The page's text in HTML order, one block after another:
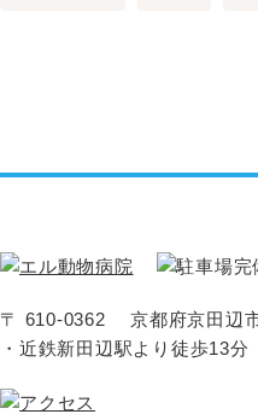
〒 610-0362 京都府京田辺
・近鉄新田辺駅より徒歩13分